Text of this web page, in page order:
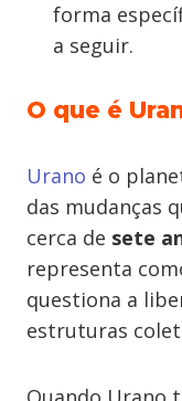
forma
a seguir.
O que é
Urano é o
das mudanças
cerca de sete
representa
questiona a
estruturas